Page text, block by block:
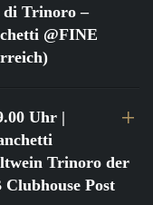
di Trinoro –
@FINE
Uhr |
Trinoro der
Post